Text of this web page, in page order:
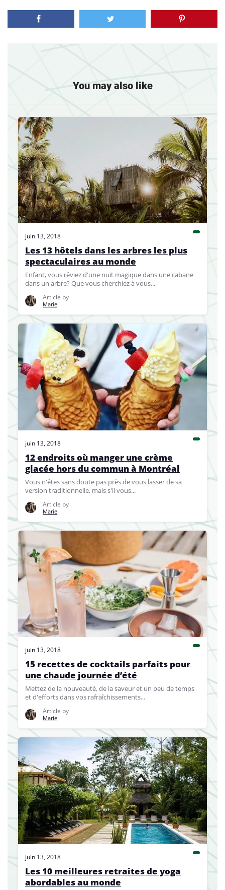
You may also like
juin 13, 2018
Les 13 hôtels dans les arbres les plus
spectaculaires au monde
Enfant, vous rêviez d'une nuit magique dans une cabane
dans un arbre? Que vous cherchiez à vous...
Article by
Marie
juin 13, 2018
12 endroits où manger une crème
glacée hors du commun à Montréal
Vous n'êtes sans doute pas près de vous lasser de sa
version traditionnelle, mais s'il vous...
Article by
Marie
juin 13, 2018
15 recettes de cocktails parfaits pour
une chaude journée d’été
Mettez de la nouveauté, de la saveur et un peu de temps
et d'efforts dans vos rafraîchissements...
Article by
Marie
juin 13, 2018
Les 10 meilleures retraites de yoga
abordables au monde